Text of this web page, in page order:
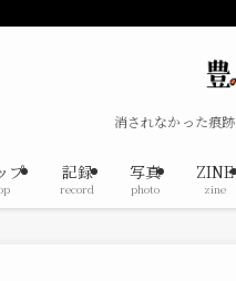
消されなかった痕
プ 記録
record
写真
photo
ZINE
zine